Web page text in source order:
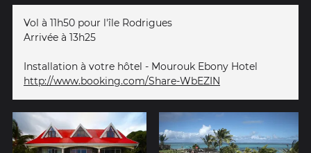
Vol à 11h50 pour l'île Rodrigues
Arrivée à 13h25
Installation à votre hôtel - Mourouk Ebony Hotel
http://www.booking.com/Share-WbEZIN